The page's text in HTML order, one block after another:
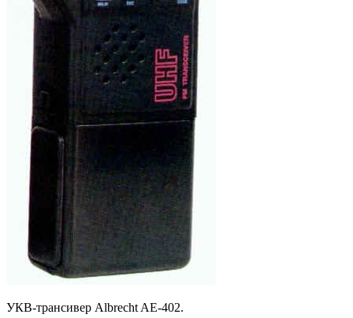
УКВ-трансивер Albrecht AE-402.